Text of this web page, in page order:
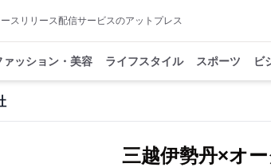
スリリース配信サービスのアットプレス
ァッション・美容 ライフスタイル スポーツ ビ
三越伊勢丹×オ